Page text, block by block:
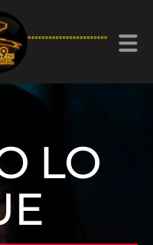
Z Chetumal 92.9FM
LO